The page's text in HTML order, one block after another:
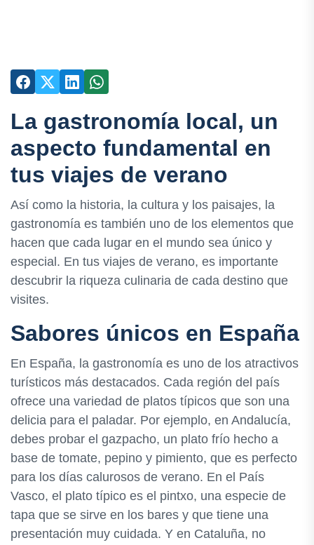
La gastronomía local, un
aspecto fundamental en
tus viajes de verano
Así como la historia, la cultura y los paisajes, la
gastronomía es también uno de los elementos que
hacen que cada lugar en el mundo sea único y
especial. En tus viajes de verano, es importante
descubrir la riqueza culinaria de cada destino que
visites.
Sabores únicos en España
En España, la gastronomía es uno de los atractivos
turísticos más destacados. Cada región del país
ofrece una variedad de platos típicos que son una
delicia para el paladar. Por ejemplo, en Andalucía,
debes probar el gazpacho, un plato frío hecho a
base de tomate, pepino y pimiento, que es perfecto
para los días calurosos de verano. En el País
Vasco, el plato típico es el pintxo, una especie de
tapa que se sirve en los bares y que tiene una
presentación muy cuidada. Y en Cataluña, no